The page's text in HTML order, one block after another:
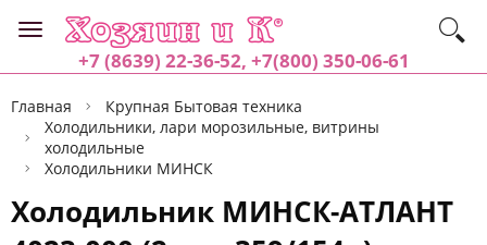
+7 (8639) 22-36-52, +7(800) 350-06-61
Главная
Крупная Бытовая техника
Холодильники, лари морозильные, витрины
холодильные
Холодильники МИНСК
Холодильник МИНСК-АТЛАНТ